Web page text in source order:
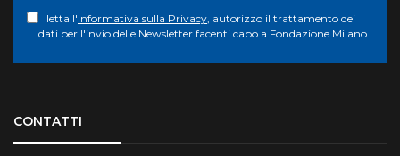
letta l'Informativa sulla Privacy, autorizzo il trattamento dei
dati per l'invio delle Newsletter facenti capo a Fondazione Milano.
CONTATTI